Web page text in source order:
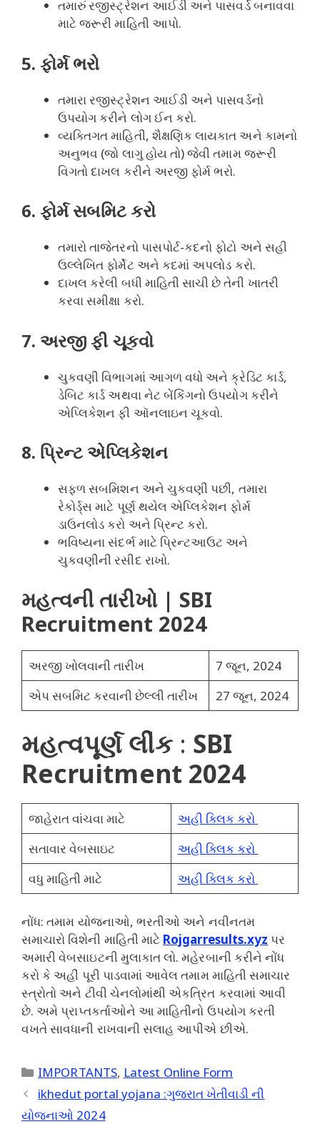
તમારું રજીસ્ટ્રેશન આઈડી અને પાસવર્ડ બનાવવા
માટે જરૂરી માહિતી આપો.
5. ફોર્મ ભરો
તમારા રજીસ્ટ્રેશન આઈડી અને પાસવર્ડનો
ઉપયોગ કરીને લોગ ઈન કરો.
વ્યક્તિગત માહિતી, શૈક્ષણિક લાયકાત અને કામનો
અનુભવ (જો લાગુ હોય તો) જેવી તમામ જરૂરી
વિગતો દાખલ કરીને અરજી ફોર્મ ભરો.
6. ફોર્મ સબમિટ કરો
તમારો તાજેતરનો પાસપોર્ટ-કદનો ફોટો અને સહી
ઉલ્લેખિત ફોર્મેટ અને કદમાં અપલોડ કરો.
દાખલ કરેલી બધી માહિતી સાચી છે તેની ખાતરી
કરવા સમીક્ષા કરો.
7. અરજી ફી ચૂકવો
ચુકવણી વિભાગમાં આગળ વધો અને ક્રેડિટ કાર્ડ,
ડેબિટ કાર્ડ અથવા નેટ બેંકિંગનો ઉપયોગ કરીને
એપ્લિકેશન ફી ઑનલાઇન ચૂકવો.
8. પ્રિન્ટ એપ્લિકેશન
સફળ સબમિશન અને ચુકવણી પછી, તમારા
રેકોર્ડ્સ માટે પૂર્ણ થયેલ એપ્લિકેશન ફોર્મ
ડાઉનલોડ કરો અને પ્રિન્ટ કરો.
ભવિષ્યના સંદર્ભ માટે પ્રિન્ટઆઉટ અને
ચુકવણીની રસીદ રાખો.
મહત્વની તારીખો | SBI
Recruitment 2024
અરજી ખોલવાની તારીખ
7 જૂન, 2024
એપ સબમિટ કરવાની છેલ્લી તારીખ
27 જૂન, 2024
મહત્વપૂર્ણ લીંક: SBI
Recruitment 2024
જાહેરાત વાંચવા માટે
અહી ક્લિક કરો
સતાવાર વેબસાઇટ
અહી ક્લિક કરો
વધુ માહિતી માટે
અહી ક્લિક કરો
નોંધ: તમામ યોજનાઓ, ભરતીઓ અને નવીનતમ
સમાચારો વિશેની માહિતી માટે Rojgarresults.xyz પર
અમારી વેબસાઇટની મુલાકાત લો. મહેરબાની કરીને નોંધ
કરો કે અહીં પૂરી પાડવામાં આવેલ તમામ માહિતી સમાચાર
સ્ત્રોતો અને ટીવી ચેનલોમાંથી એકત્રિત કરવામાં આવી
છે. અમે પ્રાપ્તકર્તાઓને આ માહિતીનો ઉપયોગ કરતી
વખતે સાવધાની રાખવાની સલાહ આપીએ છીએ.
Categories
IMPORTANTS, Latest Online Form
ikhedut portal yojana :ગુજરાત ખેતીવાડી ની
યોજનાઓ 2024